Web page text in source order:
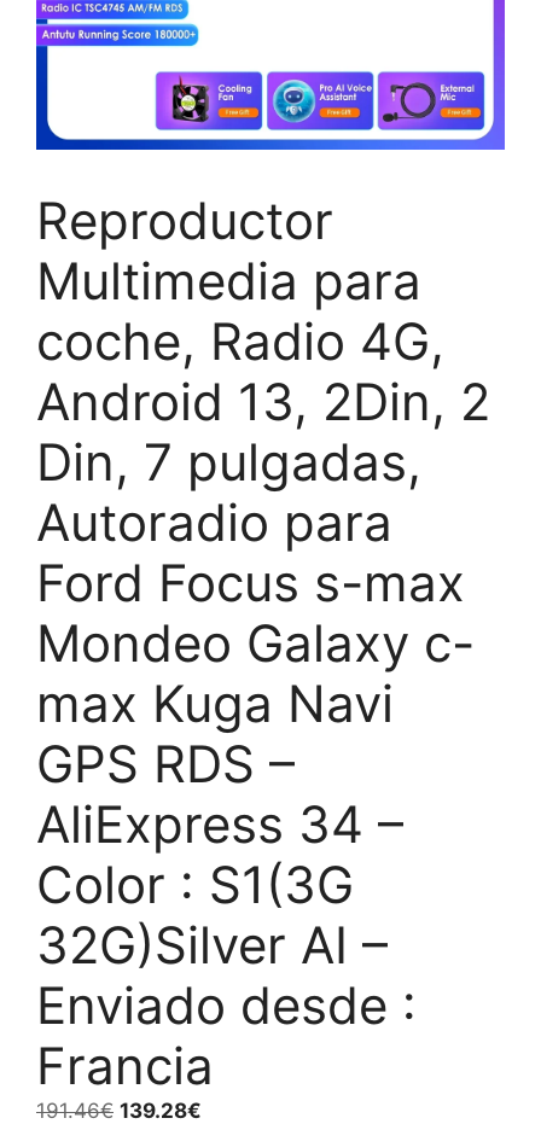
Reproductor
Multimedia para
coche, Radio 4G,
Android 13, 2Din, 2
Din, 7 pulgadas,
Autoradio para
Ford Focus s-max
Mondeo Galaxy c-
max Kuga Navi
GPS RDS –
AliExpress 34 –
Color : S1(3G
32G)Silver AI –
Enviado desde :
Francia
191.46€ El
139.28€